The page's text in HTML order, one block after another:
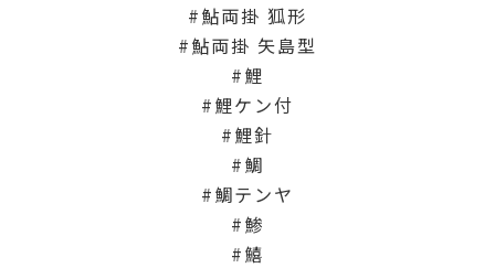
鮎両掛 狐形
鮎両掛 矢島型
鯉
鯉ケン付
鯉針
鯛
鯛テンヤ
鯵
鱚